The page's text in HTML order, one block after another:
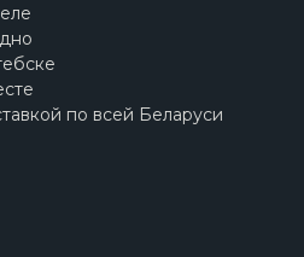
по всей Беларуси